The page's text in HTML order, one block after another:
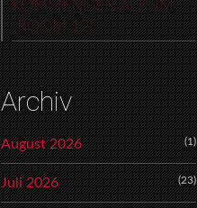
KOMMENDEN ALBUM
„ROOM 12“
Archiv
August 2026 (1)
Juli 2026 (23)